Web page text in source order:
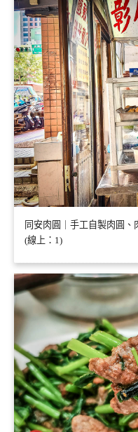
同安肉圓｜手工自製肉圓
(線上：1)